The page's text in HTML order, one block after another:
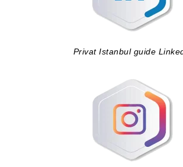
Privat Istanbul guide